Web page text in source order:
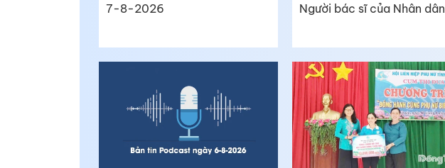
7-8-2026
Người bác sĩ của Nhân dân